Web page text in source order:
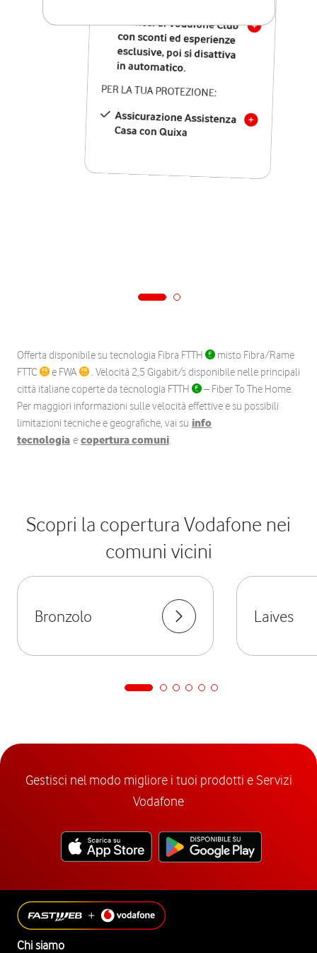
12 mesi di Vodafone Club
con sconti ed esperienze
esclusive, poi si disattiva
in automatico.
PER LA TUA PROTEZIONE:
Assicurazione Assistenza
Casa con Quixa
Offerta disponibile su tecnologia Fibra FTTH
misto Fibra/Rame
FTTC
e FWA
. Velocità 2,5 Gigabit/s disponibile nelle principali
città italiane coperte da tecnologia FTTH
– Fiber To The Home.
Per maggiori informazioni sulle velocità effettive e su possibili
limitazioni tecniche e geografiche, vai su info
tecnologia e copertura comuni.
Scopri la copertura Vodafone nei
comuni vicini
Bronzolo Laives
Gestisci nel modo migliore i tuoi prodotti e Servizi
Vodafone
Chi siamo